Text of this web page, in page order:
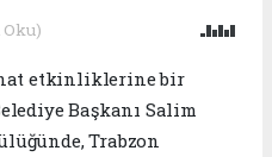
Oku)
etkinliklerine bir
Başkanı Salim
Trabzon